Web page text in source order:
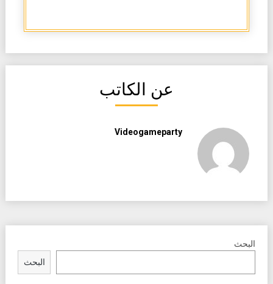
عن الكاتب
Videogameparty
البحث
البحث